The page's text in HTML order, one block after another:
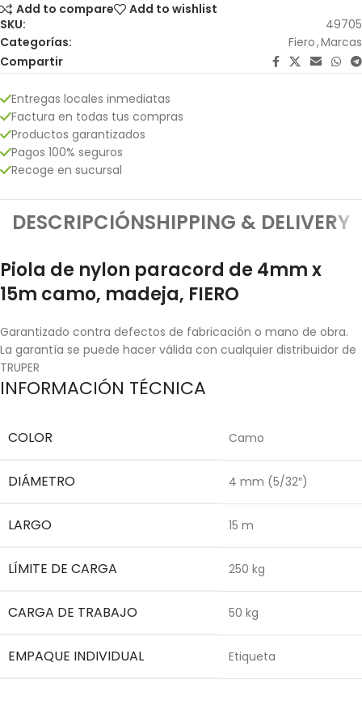
Add to compare
Add to wishlist
SKU:
49705
Categorías:
Fiero,Marcas
Compartir
Entregas locales inmediatas
Factura en todas tus compras
Productos garantizados
Pagos 100% seguros
Recoge en sucursal
DESCRIPCIÓNSHIPPING & DELIVERY
Piola de nylon paracord de 4mm x
15m camo, madeja, FIERO
Garantizado contra defectos de fabricación o mano de obra.
La garantía se puede hacer válida con cualquier distribuidor de
TRUPER
INFORMACIÓN TÉCNICA
COLOR Camo
DIÁMETRO 4 mm (5/32″)
LARGO 15 m
LÍMITE DE CARGA 250 kg
CARGA DE TRABAJO 50 kg
EMPAQUE INDIVIDUAL Etiqueta